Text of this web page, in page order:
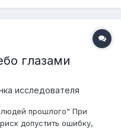
глазами
исследователя
прошлого" При
допустить ошибку,